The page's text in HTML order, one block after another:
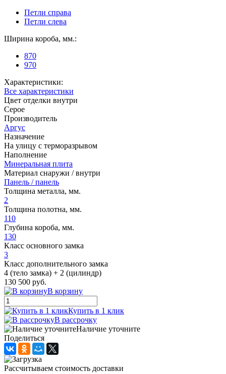
Петли справа
Петли слева
Ширина короба, мм.:
870
970
Характеристики:
Все характеристики
Цвет отделки внутри
Серое
Производитель
Аргус
Назначение
На улицу с терморазрывом
Наполнение
Минеральная плита
Материал снаружи / внутри
Панель / панель
Толщина металла, мм.
2
Толщина полотна, мм.
110
Глубина короба, мм.
130
Класс основного замка
3
Класс дополнительного замка
4 (тело замка) + 2 (цилиндр)
130 500 руб.
В корзину
Купить в 1 клик
В рассрочку
Наличие уточните
Поделиться
Рассчитываем стоимость доставки